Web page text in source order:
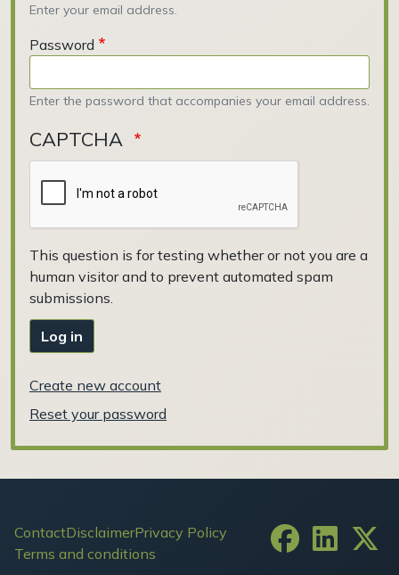
Enter your email address.
Password
Enter the password that accompanies your email address.
CAPTCHA
This question is for testing whether or not you are a
human visitor and to prevent automated spam
submissions.
Log in
Create new account
Reset your password
Footer
ContactDisclaimerPrivacy Policy
Terms and conditions